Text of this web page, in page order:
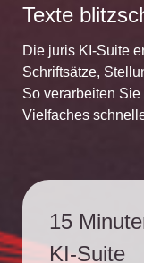
Texte
Die juris KI-Suite
Schriftsätze,
So verarbeiten
Vielfaches
15
KI-Suite